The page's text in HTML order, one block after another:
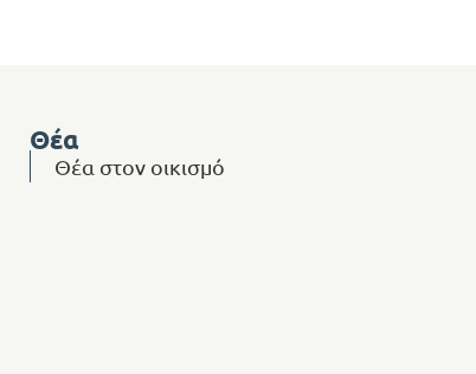
Θέα
Θέα στον οικισμό